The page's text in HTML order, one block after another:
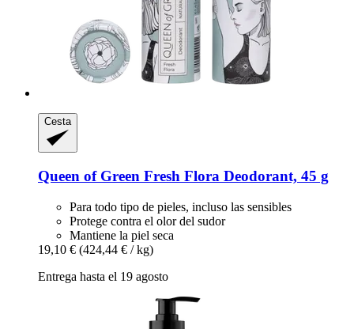
Cesta
Queen of Green Fresh Flora Deodorant, 45 g
Para todo tipo de pieles, incluso las sensibles
Protege contra el olor del sudor
Mantiene la piel seca
19,10 € (424,44 € / kg)
Entrega hasta el 19 agosto